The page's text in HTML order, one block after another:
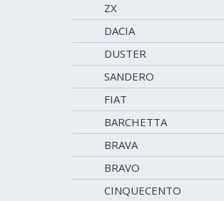
ZX
DACIA
DUSTER
SANDERO
FIAT
BARCHETTA
BRAVA
BRAVO
CINQUECENTO